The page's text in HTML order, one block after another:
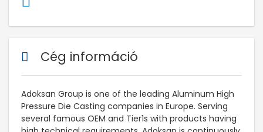
Cég információ
Adoksan Group is one of the leading Aluminum High
Pressure Die Casting companies in Europe. Serving
several famous OEM and Tier1s with products having